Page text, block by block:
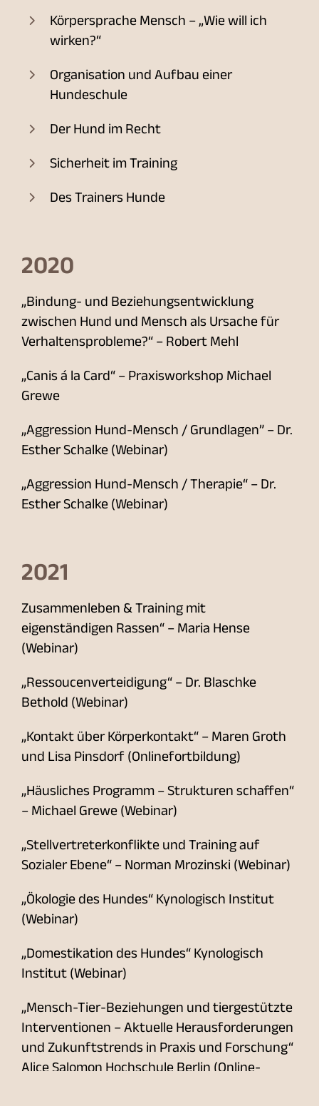
Körpersprache Mensch – „Wie will ich
wirken?“
Organisation und Aufbau einer
Hundeschule
Der Hund im Recht
Sicherheit im Training
Des Trainers Hunde
2020
„Bindung- und Beziehungsentwicklung
zwischen Hund und Mensch als Ursache für
Verhaltensprobleme?“ – Robert Mehl
„Canis á la Card“ – Praxisworkshop Michael
Grewe
„Aggression Hund-Mensch / Grundlagen” – Dr.
Esther Schalke (Webinar)
„Aggression Hund-Mensch / Therapie“ – Dr.
Esther Schalke (Webinar)
2021
Zusammenleben & Training mit
eigenständigen Rassen“ – Maria Hense
(Webinar)
„Ressoucenverteidigung“ – Dr. Blaschke
Bethold (Webinar)
„Kontakt über Körperkontakt“ – Maren Groth
und Lisa Pinsdorf (Onlinefortbildung)
„Häusliches Programm – Strukturen schaffen“
– Michael Grewe (Webinar)
„Stellvertreterkonflikte und Training auf
Sozialer Ebene“ – Norman Mrozinski (Webinar)
„Ökologie des Hundes“ Kynologisch Institut
(Webinar)
„Domestikation des Hundes“ Kynologisch
Institut (Webinar)
„Mensch-Tier-Beziehungen und tiergestützte
Interventionen – Aktuelle Herausforderungen
und Zukunftstrends in Praxis und Forschung“
Alice Salomon Hochschule Berlin (Online-